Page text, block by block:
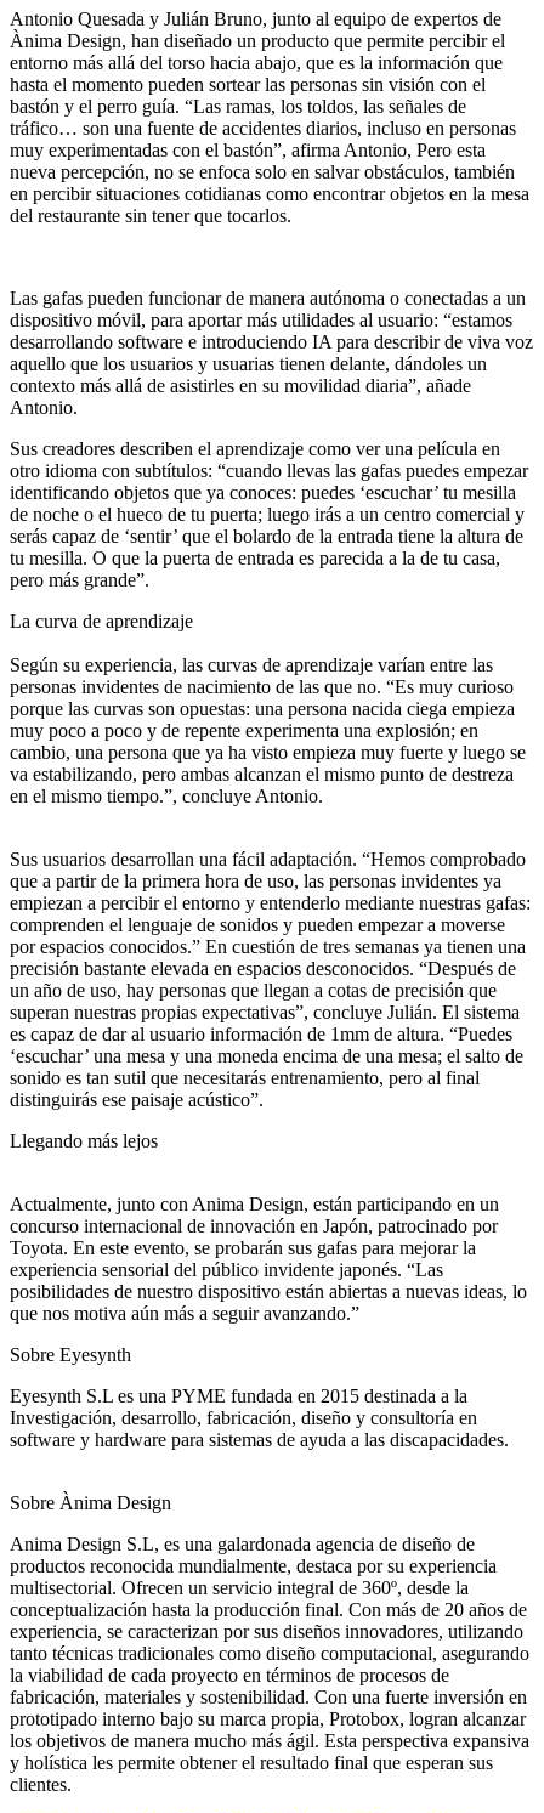
Antonio Quesada y Julián Bruno, junto al equipo de expertos de
Ànima Design, han diseñado un producto que permite percibir el
entorno más allá del torso hacia abajo, que es la información que
hasta el momento pueden sortear las personas sin visión con el
bastón y el perro guía. “Las ramas, los toldos, las señales de
tráfico… son una fuente de accidentes diarios, incluso en personas
muy experimentadas con el bastón”, afirma Antonio, Pero esta
nueva percepción, no se enfoca solo en salvar obstáculos, también
en percibir situaciones cotidianas como encontrar objetos en la mesa
del restaurante sin tener que tocarlos.
Las gafas pueden funcionar de manera autónoma o conectadas a un
dispositivo móvil, para aportar más utilidades al usuario: “estamos
desarrollando software e introduciendo IA para describir de viva voz
aquello que los usuarios y usuarias tienen delante, dándoles un
contexto más allá de asistirles en su movilidad diaria”, añade
Antonio.
Sus creadores describen el aprendizaje como ver una película en
otro idioma con subtítulos: “cuando llevas las gafas puedes empezar
identificando objetos que ya conoces: puedes ‘escuchar’ tu mesilla
de noche o el hueco de tu puerta; luego irás a un centro comercial y
serás capaz de ‘sentir’ que el bolardo de la entrada tiene la altura de
tu mesilla. O que la puerta de entrada es parecida a la de tu casa,
pero más grande”.
La curva de aprendizaje
Según su experiencia, las curvas de aprendizaje varían entre las
personas invidentes de nacimiento de las que no. “Es muy curioso
porque las curvas son opuestas: una persona nacida ciega empieza
muy poco a poco y de repente experimenta una explosión; en
cambio, una persona que ya ha visto empieza muy fuerte y luego se
va estabilizando, pero ambas alcanzan el mismo punto de destreza
en el mismo tiempo.”, concluye Antonio.
Sus usuarios desarrollan una fácil adaptación. “Hemos comprobado
que a partir de la primera hora de uso, las personas invidentes ya
empiezan a percibir el entorno y entenderlo mediante nuestras gafas:
comprenden el lenguaje de sonidos y pueden empezar a moverse
por espacios conocidos.” En cuestión de tres semanas ya tienen una
precisión bastante elevada en espacios desconocidos. “Después de
un año de uso, hay personas que llegan a cotas de precisión que
superan nuestras propias expectativas”, concluye Julián. El sistema
es capaz de dar al usuario información de 1mm de altura. “Puedes
‘escuchar’ una mesa y una moneda encima de una mesa; el salto de
sonido es tan sutil que necesitarás entrenamiento, pero al final
distinguirás ese paisaje acústico”.
Llegando más lejos
Actualmente, junto con Anima Design, están participando en un
concurso internacional de innovación en Japón, patrocinado por
Toyota. En este evento, se probarán sus gafas para mejorar la
experiencia sensorial del público invidente japonés. “Las
posibilidades de nuestro dispositivo están abiertas a nuevas ideas, lo
que nos motiva aún más a seguir avanzando.”
Sobre Eyesynth
Eyesynth S.L es una PYME fundada en 2015 destinada a la
Investigación, desarrollo, fabricación, diseño y consultoría en
software y hardware para sistemas de ayuda a las discapacidades.
Sobre Ànima Design
Anima Design S.L, es una galardonada agencia de diseño de
productos reconocida mundialmente, destaca por su experiencia
multisectorial. Ofrecen un servicio integral de 360º, desde la
conceptualización hasta la producción final. Con más de 20 años de
experiencia, se caracterizan por sus diseños innovadores, utilizando
tanto técnicas tradicionales como diseño computacional, asegurando
la viabilidad de cada proyecto en términos de procesos de
fabricación, materiales y sostenibilidad. Con una fuerte inversión en
prototipado interno bajo su marca propia, Protobox, logran alcanzar
los objetivos de manera mucho más ágil. Esta perspectiva expansiva
y holística les permite obtener el resultado final que esperan sus
clientes.